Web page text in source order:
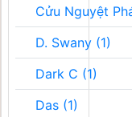
Cửu Nguyệt
D. Swany (1)
Dark C (1)
Das (1)